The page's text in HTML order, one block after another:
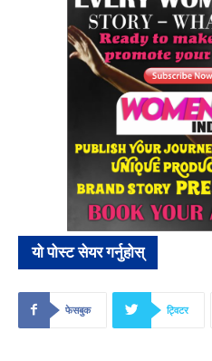
यो पोस्ट सेयर गर्नुहोस्
फेसबुक ट्विटर